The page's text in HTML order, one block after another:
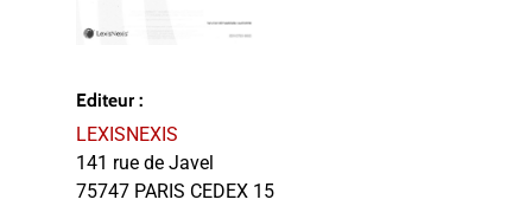
Editeur :
LEXISNEXIS
141 rue de Javel
75747 PARIS CEDEX 15